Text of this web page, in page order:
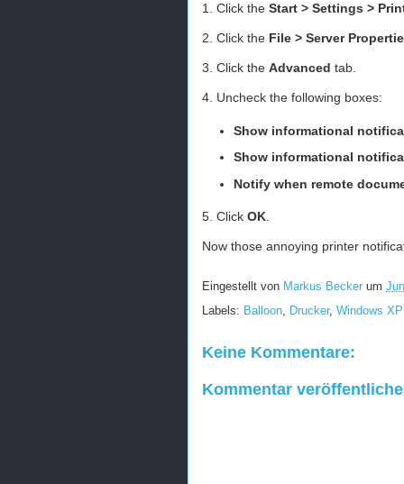
1. Click the Start > Settings >
2. Click the File > Server
3. Click the Advanced tab.
4. Uncheck the following boxes:
Show informational
Show informational
Notify when remote
5. Click OK
Now those annoying printer
Eingestellt von Markus Becker um
Labels: Balloon, Drucker, Windows XP
Keine Kommentare:
Kommentar